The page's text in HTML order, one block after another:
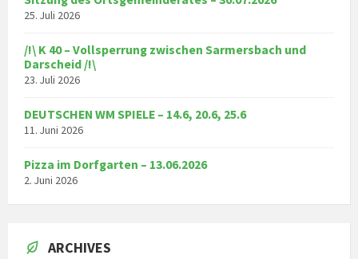
25. Juli 2026
/!\ K 40 – Vollsperrung zwischen Sarmersbach und
Darscheid /!\
23. Juli 2026
DEUTSCHEN WM SPIELE – 14.6, 20.6, 25.6
11. Juni 2026
Pizza im Dorfgarten – 13.06.2026
2. Juni 2026
ARCHIVES